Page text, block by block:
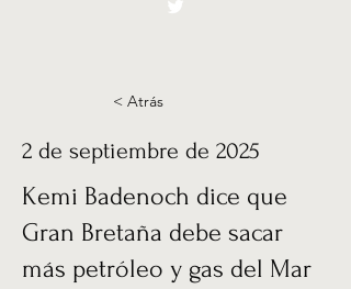
< Atrás
2 de septiembre de 2025
Kemi Badenoch dice que
Gran Bretaña debe sacar
más petróleo y gas del Mar